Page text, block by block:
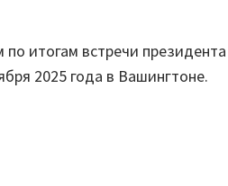
итогам встречи президента
2025 года в Вашингтоне.